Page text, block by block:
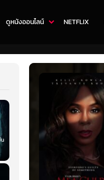
ดูหนังออนไลน์ NETFLIX